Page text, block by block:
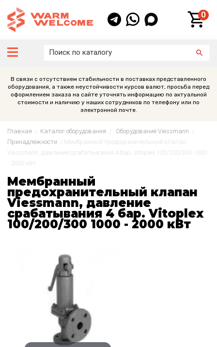
0
В связи с отсутствием стабильности в поставках представленного
оборудования, а также неустойчивости курсов валют, просьба перед
оформлением заказа на сайте уточнять информацию по актуальной
стоимости и наличию у наших сотрудников по телефону или по
электронной почте.
Главная Каталог оборудования Оборудование Viessmann
Принадлежности
Мембранный предохранительный клапан
Viessmann, давление срабатывания 4 бар. Vitoplex 100/200/300 1000
- 2000 кВт
Мембранный
предохранительный клапан
Viessmann, давление
срабатывания 4 бар. Vitoplex
100/200/300 1000 - 2000 кВт